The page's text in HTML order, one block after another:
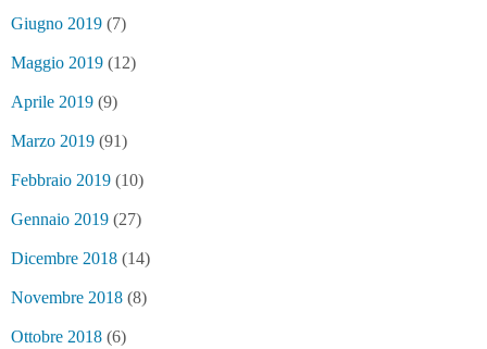
Giugno 2019 (7)
Maggio 2019 (12)
Aprile 2019 (9)
Marzo 2019 (91)
Febbraio 2019 (10)
Gennaio 2019 (27)
Dicembre 2018 (14)
Novembre 2018 (8)
Ottobre 2018 (6)